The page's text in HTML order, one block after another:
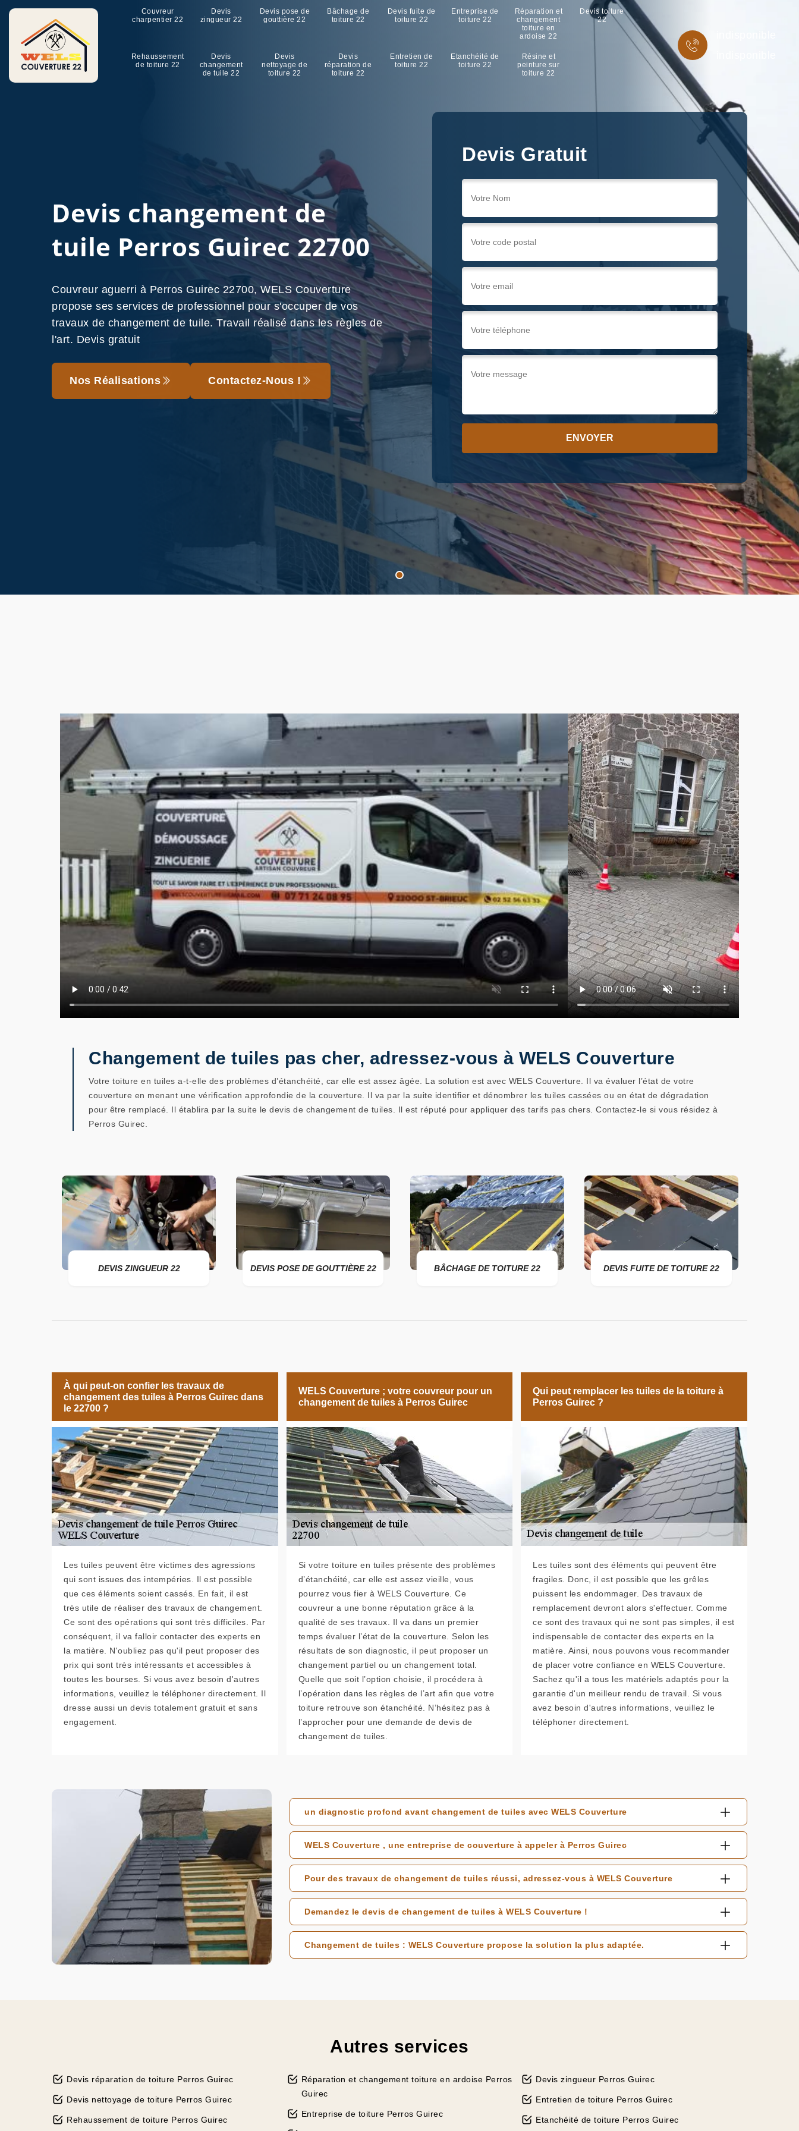
Couvreur
charpentier 22
Devis
zingueur 22
Devis pose de
gouttière 22
Bâchage de
toiture 22
Devis fuite de
toiture 22
Entreprise de
toiture 22
Réparation et
changement
toiture en
ardoise 22
Devis toiture
22
Rehaussement
de toiture 22
Devis
changement
de tuile 22
Devis
nettoyage de
toiture 22
Devis
réparation de
toiture 22
Entretien de
toiture 22
Etanchéité de
toiture 22
Résine et
peinture sur
toiture 22
Devis changement de
tuile Perros Guirec 22700
Couvreur aguerri à Perros Guirec 22700, WELS Couverture
propose ses services de professionnel pour s'occuper de vos
travaux de changement de tuile. Travail réalisé dans les règles de
l'art. Devis gratuit
Nos Réalisations Contactez-Nous !
Devis Gratuit
Changement de tuiles pas cher, adressez-vous à WELS Couverture
Votre toiture en tuiles a-t-elle des problèmes d’étanchéité, car elle est assez âgée. La solution est avec WELS Couverture. Il va évaluer l’état de votre
couverture en menant une vérification approfondie de la couverture. Il va par la suite identifier et dénombrer les tuiles cassées ou en état de dégradation
pour être remplacé. Il établira par la suite le devis de changement de tuiles. Il est réputé pour appliquer des tarifs pas chers. Contactez-le si vous résidez à
Perros Guirec.
DEVIS ZINGUEUR 22 DEVIS POSE DE GOUTTIÈRE 22 BÂCHAGE DE TOITURE 22 DEVIS FUITE DE TOITURE 22
À qui peut-on confier les travaux de
changement des tuiles à Perros Guirec dans
le 22700 ?
Les tuiles peuvent être victimes des agressions
qui sont issues des intempéries. Il est possible
que ces éléments soient cassés. En fait, il est
très utile de réaliser des travaux de changement.
Ce sont des opérations qui sont très difficiles. Par
conséquent, il va falloir contacter des experts en
la matière. N'oubliez pas qu'il peut proposer des
prix qui sont très intéressants et accessibles à
toutes les bourses. Si vous avez besoin d'autres
informations, veuillez le téléphoner directement. Il
dresse aussi un devis totalement gratuit et sans
engagement.
WELS Couverture ; votre couvreur pour un
changement de tuiles à Perros Guirec
Si votre toiture en tuiles présente des problèmes
d’étanchéité, car elle est assez vieille, vous
pourrez vous fier à WELS Couverture. Ce
couvreur a une bonne réputation grâce à la
qualité de ses travaux. Il va dans un premier
temps évaluer l’état de la couverture. Selon les
résultats de son diagnostic, il peut proposer un
changement partiel ou un changement total.
Quelle que soit l’option choisie, il procédera à
l’opération dans les règles de l’art afin que votre
toiture retrouve son étanchéité. N’hésitez pas à
l’approcher pour une demande de devis de
changement de tuiles.
Qui peut remplacer les tuiles de la toiture à
Perros Guirec ?
Les tuiles sont des éléments qui peuvent être
fragiles. Donc, il est possible que les grêles
puissent les endommager. Des travaux de
remplacement devront alors s'effectuer. Comme
ce sont des travaux qui ne sont pas simples, il est
indispensable de contacter des experts en la
matière. Ainsi, nous pouvons vous recommander
de placer votre confiance en WELS Couverture.
Sachez qu'il a tous les matériels adaptés pour la
garantie d'un meilleur rendu de travail. Si vous
avez besoin d'autres informations, veuillez le
téléphoner directement.
un diagnostic profond avant changement de tuiles avec WELS Couverture
WELS Couverture , une entreprise de couverture à appeler à Perros Guirec
Pour des travaux de changement de tuiles réussi, adressez-vous à WELS Couverture
Demandez le devis de changement de tuiles à WELS Couverture !
Changement de tuiles : WELS Couverture propose la solution la plus adaptée.
Autres services
Devis réparation de toiture Perros Guirec
Devis nettoyage de toiture Perros Guirec
Rehaussement de toiture Perros Guirec
Réparation et changement toiture en ardoise Perros
Guirec
Entreprise de toiture Perros Guirec
Devis zingueur Perros Guirec
Entretien de toiture Perros Guirec
Etanchéité de toiture Perros Guirec